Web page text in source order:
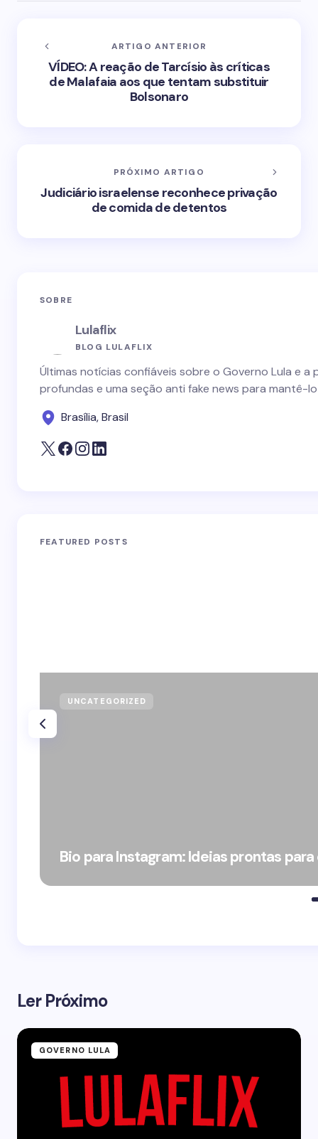
ARTIGO ANTERIOR
VÍDEO: A reação de Tarcísio às críticas
de Malafaia aos que tentam substituir
Bolsonaro
PRÓXIMO ARTIGO
Judiciário israelense reconhece privação
de comida de detentos
SOBRE
Lulaflix
BLOG LULAFLIX
Últimas notícias confiáveis sobre o Governo Lula e
profundas e uma seção anti fake news para mantê-
Brasília, Brasil
FEATURED POSTS
UNCATEGORIZED
Bio para Instagram: Ideias prontas
Ler Próximo
GOVERNO LULA